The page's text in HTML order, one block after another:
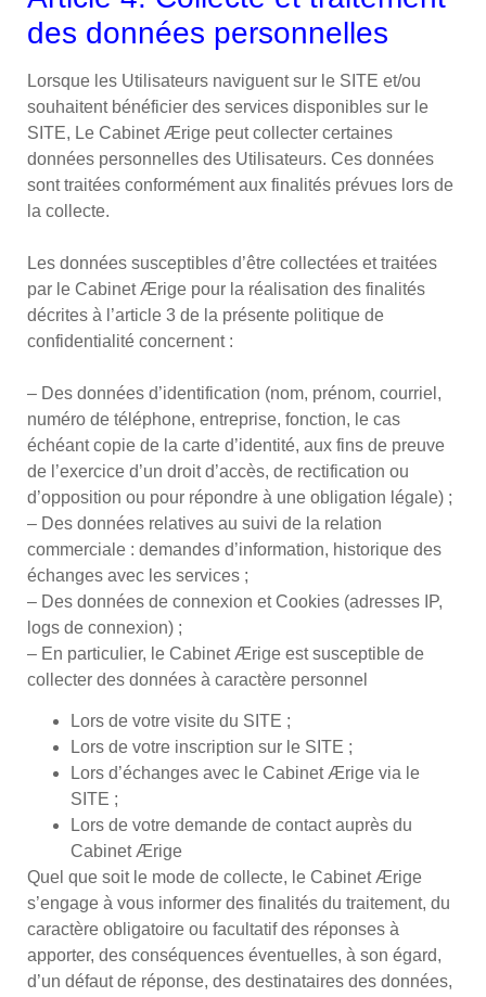
des données personnelles
Lorsque les Utilisateurs naviguent sur le SITE et/ou
souhaitent bénéficier des services disponibles sur le
SITE, Le Cabinet Ærige peut collecter certaines
données personnelles des Utilisateurs. Ces données
sont traitées conformément aux finalités prévues lors de
la collecte.
Les données susceptibles d’être collectées et traitées
par le Cabinet Ærige pour la réalisation des finalités
décrites à l’article 3 de la présente politique de
confidentialité concernent :
– Des données d’identification (nom, prénom, courriel,
numéro de téléphone, entreprise, fonction, le cas
échéant copie de la carte d’identité, aux fins de preuve
de l’exercice d’un droit d’accès, de rectification ou
d’opposition ou pour répondre à une obligation légale) ;
– Des données relatives au suivi de la relation
commerciale : demandes d’information, historique des
échanges avec les services ;
– Des données de connexion et Cookies (adresses IP,
logs de connexion) ;
– En particulier, le Cabinet Ærige est susceptible de
collecter des données à caractère personnel
Lors de votre visite du SITE ;
Lors de votre inscription sur le SITE ;
Lors d’échanges avec le Cabinet Ærige via le
SITE ;
Lors de votre demande de contact auprès du
Cabinet Ærige
Quel que soit le mode de collecte, le Cabinet Ærige
s’engage à vous informer des finalités du traitement, du
caractère obligatoire ou facultatif des réponses à
apporter, des conséquences éventuelles, à son égard,
d’un défaut de réponse, des destinataires des données,